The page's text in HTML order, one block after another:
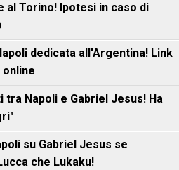
al Torino! Ipotesi in caso di
dedicata all'Argentina! Link
tra Napoli e Gabriel Jesus! Ha
su Gabriel Jesus se
che Lukaku!